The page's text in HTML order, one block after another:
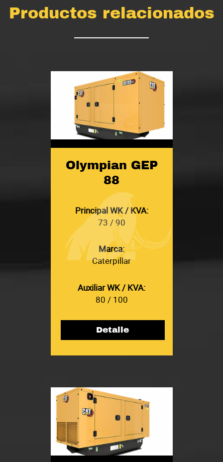
Productos relacionados
Olympian GEP
88
Principal WK / KVA:
73 / 90
Marca:
Caterpillar
Auxiliar WK / KVA:
80 / 100
Detalle